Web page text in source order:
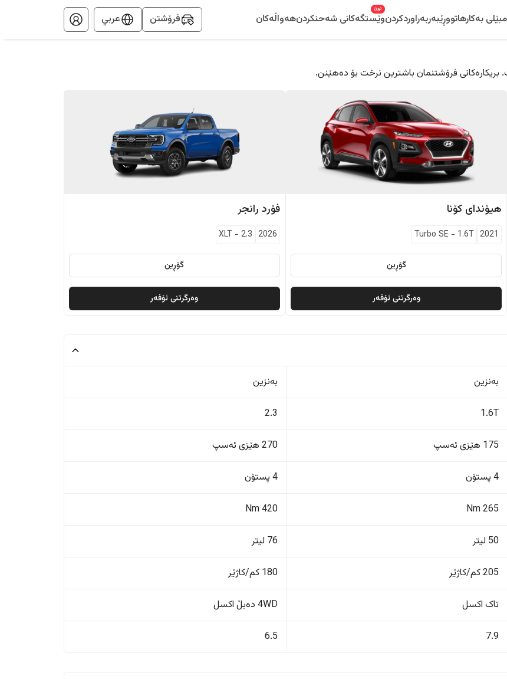
بەکارهاتووڕێبەربەراوردکردنوێستگەکانی شەحنکردن
نوێ
هەواڵەکان فرۆشتن عربي
بریکارەکانی فرۆشتنمان باشترین نرخت بۆ دەهێنن.
هیۆندای کۆنا
2021
Turbo SE - 1.6T
گۆڕین
وەرگرتنی ئۆفەر
فۆرد رانجر
2026
XLT- 2.3
گۆڕین
وەرگرتنی ئۆفەر
بەنزین بەنزین
1.6T
2.3
175 هێزی ئەسپ 270 هێزی ئەسپ
4 پستۆن 4 پستۆن
265 Nm
420 Nm
50 لیتر 76 لیتر
205 کم/کاژێر 180 کم/کاژێر
تاک اکسل 4WD دەبڵ اکسل
7.9
6.5